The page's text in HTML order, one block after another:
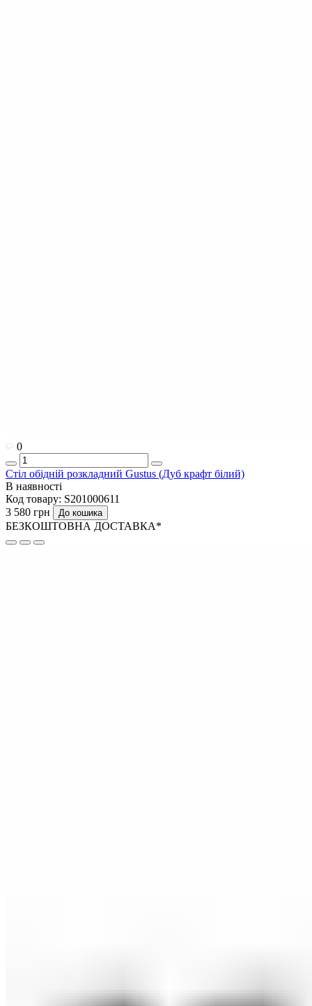
0
Стіл обідній розкладний Gustus (Дуб крафт білий)
В наявності
Код товару: S201000611
3 580 грн
До кошика
БЕЗКОШТОВНА ДОСТАВКА*